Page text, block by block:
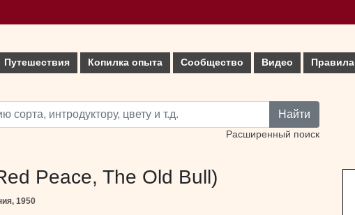
Путешествия Копилка опыта Сообщество Видео Правила
Найти
Расширенный поиск
Peace, The Old Bull)
1950